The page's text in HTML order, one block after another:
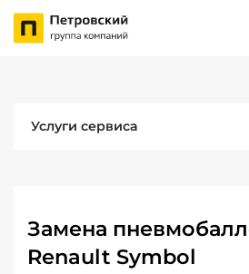
Услуги сервиса
Замена
Renault Symbol